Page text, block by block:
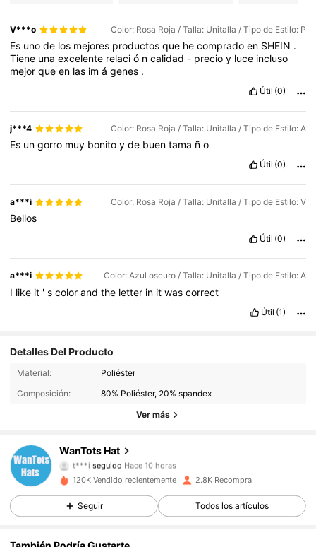
V***o Color: Rosa Roja / Talla: Unitalla / Tipo de Estilo: P
Es unode los mejores productosque hecompradoen SHEIN .
Tiene unaexcelente relació ncalidad - precioy luce incluso
mejorqueen las imágenes .
Útil (0)
j***4 Color: Rosa Roja / Talla: Unitalla / Tipo de Estilo: A
Es ungorro muy bonitoyde buentama ño
Útil (0)
a***i Color: Rosa Roja / Talla: Unitalla / Tipo de Estilo: V
Bellos
Útil (0)
a***i Color: Azul oscuro / Talla: Unitalla / Tipo de Estilo: A
I like it 'scolorandthe letter in itwascorrect
Útil (1)
Detalles Del Producto
Material:
Poliéster
Composición:
80% Poliéster, 20% spandex
Ver más
WanTots Hat
621 Seguidores
t***i seguido Hace 10 horas
4.67
621 Seguidores
4.67 621 Seguidores
120K Vendido recientemente 2.8K Recompra
Seguir Todos los artículos